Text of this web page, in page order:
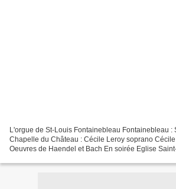
L'orgue de St-Louis Fontainebleau Fontainebleau :
Chapelle du Château : Cécile Leroy soprano
Oeuvres de Haendel et Bach En soirée Eglise